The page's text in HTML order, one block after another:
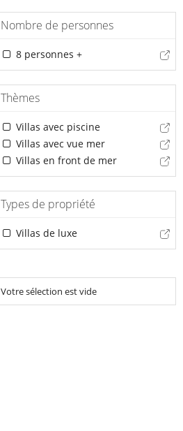
Nombre de personnes
8 personnes +
Thèmes
Villas avec piscine
Villas avec vue mer
Villas en front de mer
Types de propriété
Villas de luxe
Votre sélection est vide